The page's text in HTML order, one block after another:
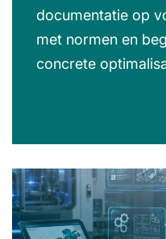
documentatie op
met normen en
concrete